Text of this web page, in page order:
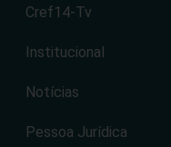
Cref14-Tv
Institucional
Notícias
Pessoa Jurídica